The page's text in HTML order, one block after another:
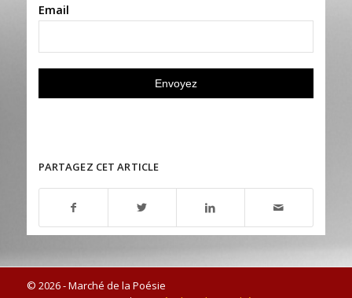
Email
PARTAGEZ CET ARTICLE
© 2026 - Marché de la Poésie